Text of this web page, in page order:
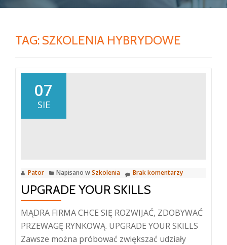
TAG: SZKOLENIA HYBRYDOWE
07
SIE
Pator Napisano wSzkolenia Brak komentarzy
UPGRADE YOUR SKILLS
MĄDRA FIRMA CHCE SIĘ ROZWIJAĆ, ZDOBYWAĆ
PRZEWAGĘ RYNKOWĄ. UPGRADE YOUR SKILLS
Zawsze można próbować zwiększać udziały